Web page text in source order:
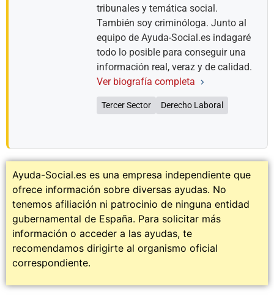
tribunales y temática social.
También soy criminóloga. Junto al
equipo de Ayuda-Social.es indagaré
todo lo posible para conseguir una
información real, veraz y de calidad.
Ver biografía completa
Tercer Sector Derecho Laboral
Ayuda-Social.es es una empresa independiente que
ofrece información sobre diversas ayudas. No
tenemos afiliación ni patrocinio de ninguna entidad
gubernamental de España. Para solicitar más
información o acceder a las ayudas, te
recomendamos dirigirte al organismo oficial
correspondiente.